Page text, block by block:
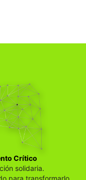
Crítico
solidaria.
para transformarlo.